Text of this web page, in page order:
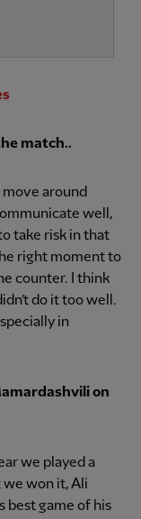
match..
move around
well,
take risk in that
right moment to
counter. I think
do it too well.
in
on
we played a
won it, Ali
best game of his